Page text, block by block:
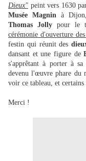
Dieux" peint vers 1630
Musée Magnin à
Thomas Jolly pour le
cérémonie d'ouverture
festin qui réunit des
dansant et une figure de
s'apprêtant à porter à
devenu l'œuvre phare du
voir ce tableau, et
Merci !